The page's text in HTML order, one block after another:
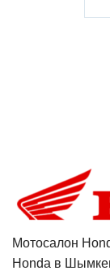
Мотосалон
Honda в